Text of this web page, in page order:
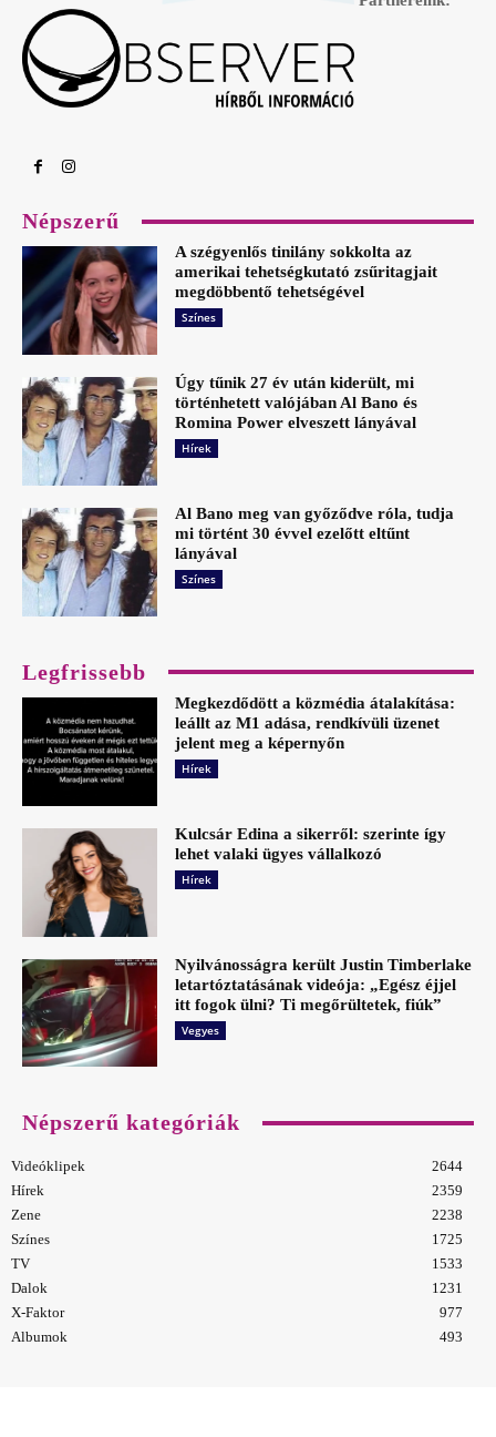
Népszerű
A szégyenlős tinilány sokkolta az
amerikai tehetségkutató zsűritagjait
megdöbbentő tehetségével
Színes
Úgy tűnik 27 év után kiderült, mi
történhetett valójában Al Bano és
Romina Power elveszett lányával
Hírek
Al Bano meg van győződve róla, tudja
mi történt 30 évvel ezelőtt eltűnt
lányával
Színes
Legfrissebb
Megkezdődött a közmédia átalakítása:
leállt az M1 adása, rendkívüli üzenet
jelent meg a képernyőn
Hírek
Kulcsár Edina a sikerről: szerinte így
lehet valaki ügyes vállalkozó
Hírek
Nyilvánosságra került Justin Timberlake
letartóztatásának videója: „Egész éjjel
itt fogok ülni? Ti megőrültetek, fiúk”
Vegyes
Népszerű kategóriák
Videóklipek
2644
Hírek
2359
Zene
2238
Színes
1725
TV
1533
Dalok
1231
X-Faktor
977
Albumok
493